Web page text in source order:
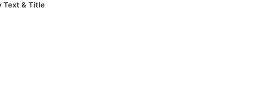
Text & Title